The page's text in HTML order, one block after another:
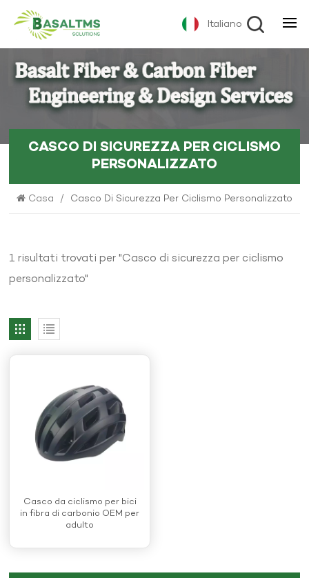
Italiano
CASCO DI SICUREZZA PER CICLISMO
PERSONALIZZATO
Casa / Casco Di Sicurezza Per Ciclismo Personalizzato
1 risultati trovati per "Casco di sicurezza per ciclismo
personalizzato"
Casco da ciclismo per bici
in fibra di carbonio OEM per
adulto